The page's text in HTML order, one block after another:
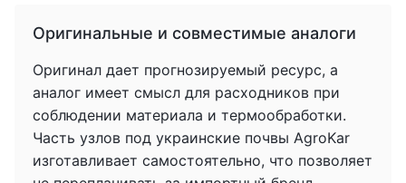
Оригинальные и совместимые аналоги
Оригинал дает прогнозируемый ресурс, а
аналог имеет смысл для расходников при
соблюдении материала и термообработки.
Часть узлов под украинские почвы AgroKar
изготавливает самостоятельно, что позволяет